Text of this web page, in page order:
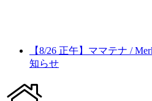
【8/26 正午】ママテナ /
知らせ